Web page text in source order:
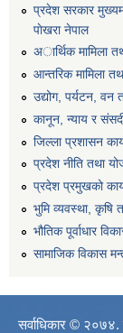
प्रदेश सरकार
पाेखरा नेपाल
अार्थिक मामिला
आन्तरिक मामिला
उद्योग, पर्यटन, वन
कानून, न्याय र
जिल्ला प्रशासन
प्रदेश नीति तथा
प्रदेश प्रमुखको
भुमि व्यवस्था, कृषि
भौतिक पूर्वाधार
सामाजिक विकास
सर्वाधिकार © २०७४.